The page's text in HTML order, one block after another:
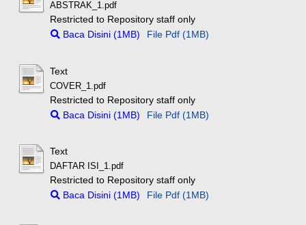
ABSTRAK_1.pdf
Restricted to Repository staff only
Baca Disini (1MB)
File Pdf (1MB)
Text
COVER_1.pdf
Restricted to Repository staff only
Baca Disini (1MB)
File Pdf (1MB)
Text
DAFTAR ISI_1.pdf
Restricted to Repository staff only
Baca Disini (1MB)
File Pdf (1MB)